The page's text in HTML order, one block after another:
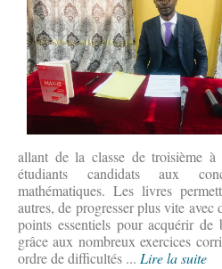
allant de la classe de troisième
étudiants candidats aux
mathématiques. Les livres
autres, de progresser plus vite avec
points essentiels pour acquérir de
grâce aux nombreux exercices
ordre de difficultés ... Lire la suite